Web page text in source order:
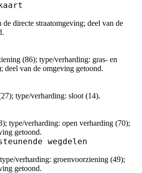
de directe straatomgeving; deel van de
(86); type/verharding: gras- en
deel van de omgeving getoond.
type/verharding: sloot (14).
type/verharding: open verharding (70);
getoond.
wegdelen
verharding: groenvoorziening (49);
getoond.